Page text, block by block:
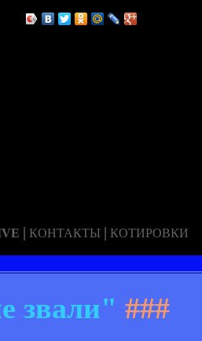
| КОНТАКТЫ | КОТИРОВКИ
звали" ###